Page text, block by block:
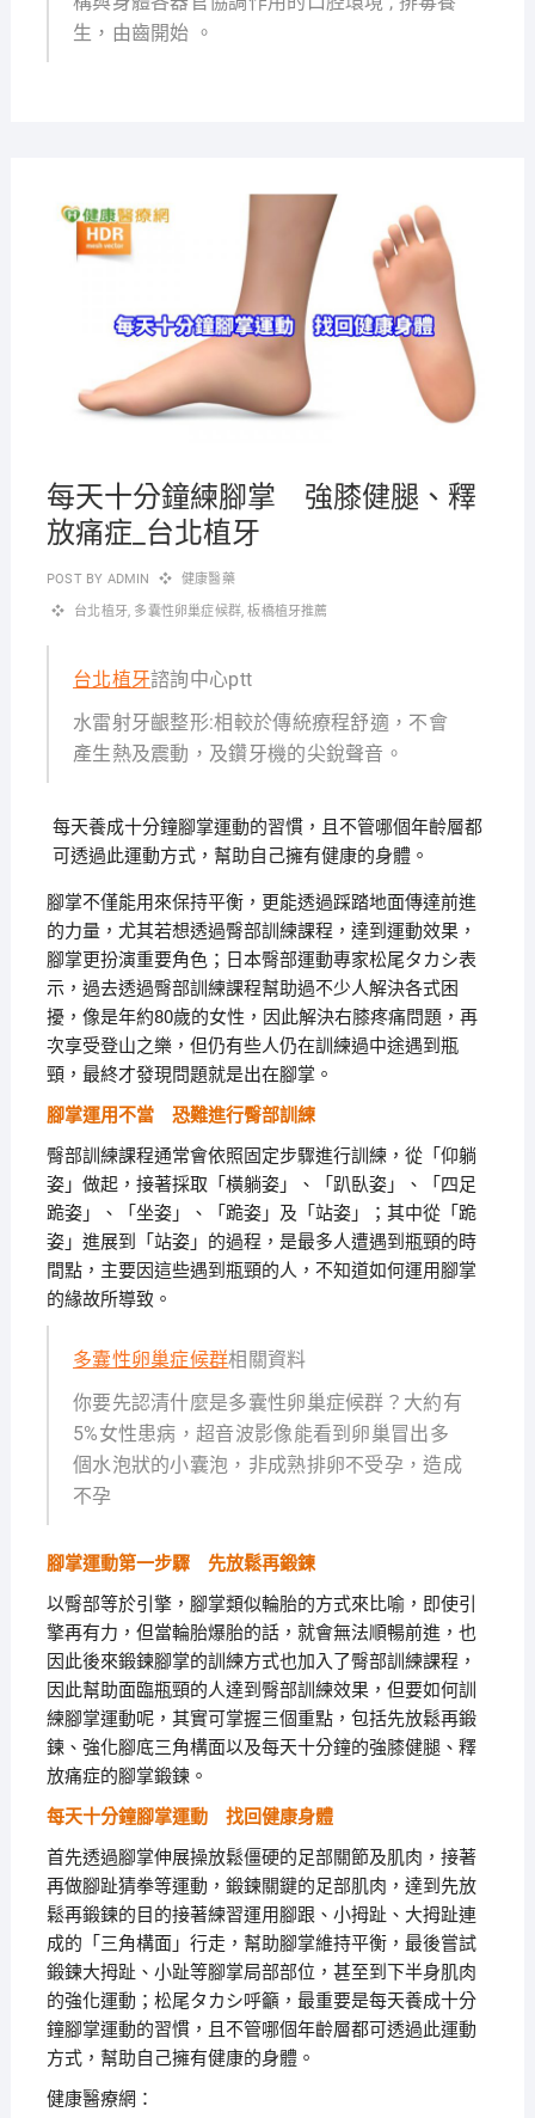
生，由齒開始 。
每天十分鐘練腳掌 強膝健腿、釋
放痛症_台北植牙
POST BY ADMIN 健康醫藥
台北植牙, 多囊性卵巢症候群,板橋植牙推薦
台北植牙諮詢中心ptt
水雷射牙齦整形:相較於傳統療程舒適，不會
產生熱及震動，及鑽牙機的尖銳聲音。
每天養成十分鐘腳掌運動的習慣，且不管哪個年齡層都
可透過此運動方式，幫助自己擁有健康的身體。
腳掌不僅能用來保持平衡，更能透過踩踏地面傳達前進
的力量，尤其若想透過臀部訓練課程，達到運動效果，
腳掌更扮演重要角色；日本臀部運動專家松尾タカシ表
示，過去透過臀部訓練課程幫助過不少人解決各式困
擾，像是年約80歲的女性，因此解決右膝疼痛問題，再
次享受登山之樂，但仍有些人仍在訓練過中途遇到瓶
頸，最終才發現問題就是出在腳掌。
腳掌運用不當 恐難進行臀部訓練
臀部訓練課程通常會依照固定步驟進行訓練，從「仰躺
姿」做起，接著採取「橫躺姿」、「趴臥姿」、「四足
跪姿」、「坐姿」、「跪姿」及「站姿」；其中從「跪
姿」進展到「站姿」的過程，是最多人遭遇到瓶頸的時
間點，主要因這些遇到瓶頸的人，不知道如何運用腳掌
的緣故所導致。
多囊性卵巢症候群相關資料
你要先認清什麼是多囊性卵巢症候群？大約有
5%女性患病，超音波影像能看到卵巢冒出多
個水泡狀的小囊泡，非成熟排卵不受孕，造成
不孕
腳掌運動第一步驟 先放鬆再鍛鍊
以臀部等於引擎，腳掌類似輪胎的方式來比喻，即使引
擎再有力，但當輪胎爆胎的話，就會無法順暢前進，也
因此後來鍛鍊腳掌的訓練方式也加入了臀部訓練課程，
因此幫助面臨瓶頸的人達到臀部訓練效果，但要如何訓
練腳掌運動呢，其實可掌握三個重點，包括先放鬆再鍛
鍊、強化腳底三角構面以及每天十分鐘的強膝健腿、釋
放痛症的腳掌鍛鍊。
每天十分鐘腳掌運動 找回健康身體
首先透過腳掌伸展操放鬆僵硬的足部關節及肌肉，接著
再做腳趾猜拳等運動，鍛鍊關鍵的足部肌肉，達到先放
鬆再鍛鍊的目的接著練習運用腳跟、小拇趾、大拇趾連
成的「三角構面」行走，幫助腳掌維持平衡，最後嘗試
鍛鍊大拇趾、小趾等腳掌局部部位，甚至到下半身肌肉
的強化運動；松尾タカシ呼籲，最重要是每天養成十分
鐘腳掌運動的習慣，且不管哪個年齡層都可透過此運動
方式，幫助自己擁有健康的身體。
健康醫療網：